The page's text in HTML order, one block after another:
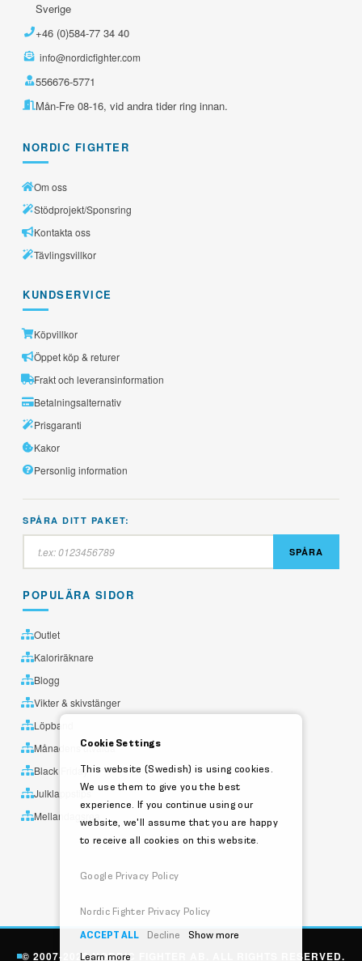
Sverige
+46 (0)584-77 34 40
info@nordicfighter.com
556676-5771
Mån-Fre 08-16, vid andra tider ring innan.
NORDIC FIGHTER
Om oss
Stödprojekt/Sponsring
Kontakta oss
Tävlingsvillkor
KUNDSERVICE
Köpvillkor
Öppet köp & returer
Frakt och leveransinformation
Betalningsalternativ
Prisgaranti
Kakor
Personlig information
SPÅRA DITT PAKET:
SPÅRA
POPULÄRA SIDOR
Outlet
Kaloriräknare
Blogg
Vikter & skivstänger
Löpband
Månadens utvalda
Black Friday
Julklappstips
Mellandagsrea
© 2007-2026 NORDIC FIGHTER AB. ALL RIGHTS RESERVED.
Cookie Settings
This website (Swedish) is using cookies.
We use them to give you the best
experience. If you continue using our
website, we'll assume that you are happy
to receive all cookies on this website.
Google Privacy Policy
Nordic Fighter Privacy Policy
ACCEPT ALL
Decline
Show more
Learn more